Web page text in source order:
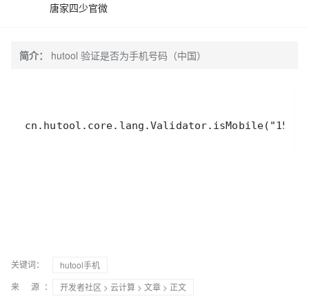
唐家四少官微
简介： hutool 验证是否为手机号码（中国）
cn . hutool . core. lang .Validator. isMobile(
关键词：
hutool手机
来 源：
开发者社区 > 云计算 > 文章 > 正文